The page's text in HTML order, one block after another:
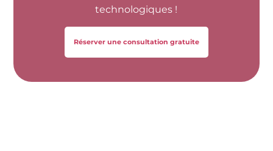
technologiques !
Réserver une consultation gratuite